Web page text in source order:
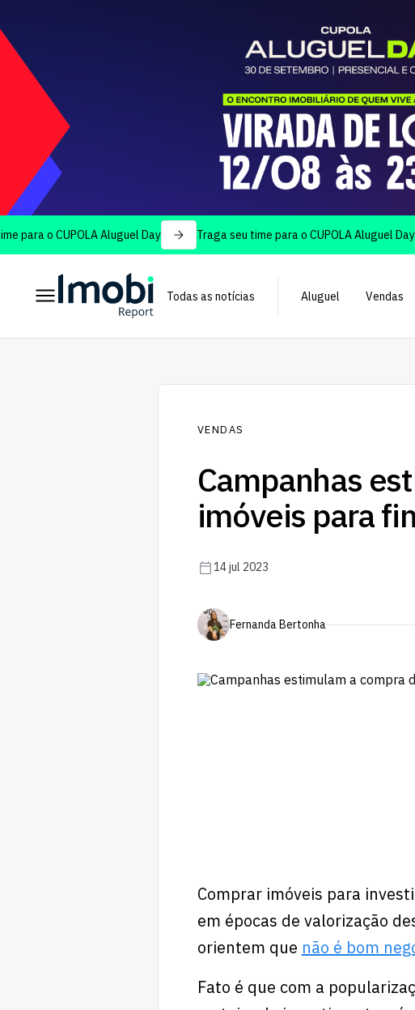
o CUPOLA Aluguel Day Traga seu time para o CUPOLA Aluguel Day
Todas as notícias Aluguel Vendas
VENDAS
Campanhas
imóveis para
14 jul 2023
Fernanda Bertonha
Comprar imóveis para
em épocas de valorização
orientem que não é bom
Fato é que com a